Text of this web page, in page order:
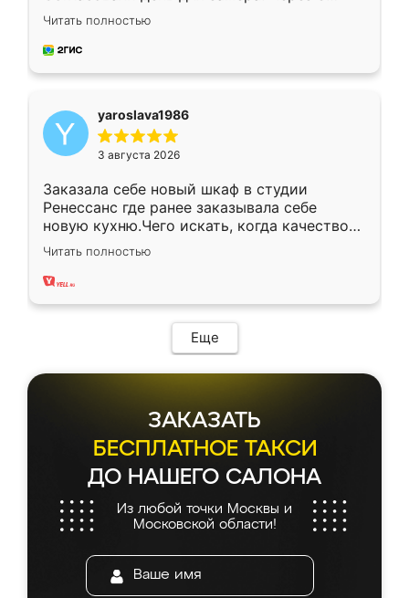
недели кухня была уже готова. Остались
довольны работой. Спасибо Ренессанс
мебель за качественную работу!
Читать полностью
yaroslava1986
3 августа 2026
Заказала себе новый шкаф в студии
Ренессанс где ранее заказывала себе
новую кухню.Чего искать, когда качеством
вполне довольна. Служит кухня уже почти
два года, нареканий нет.
Читать полностью
Еще
ЗАКАЗАТЬ
БЕСПЛАТНОЕ ТАКСИ
ДО НАШЕГО САЛОНА
Из любой точки Москвы и
Московской области!